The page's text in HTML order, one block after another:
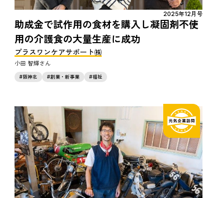
2025年12月号
助成金で試作用の食材を購入し凝固剤不使
用の介護食の大量生産に成功
プラスワンケアサポート㈱
小田 智輝
阪神北 創業・新事業 福祉